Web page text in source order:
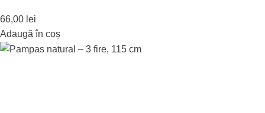
66,00 lei
Adaugă în coș